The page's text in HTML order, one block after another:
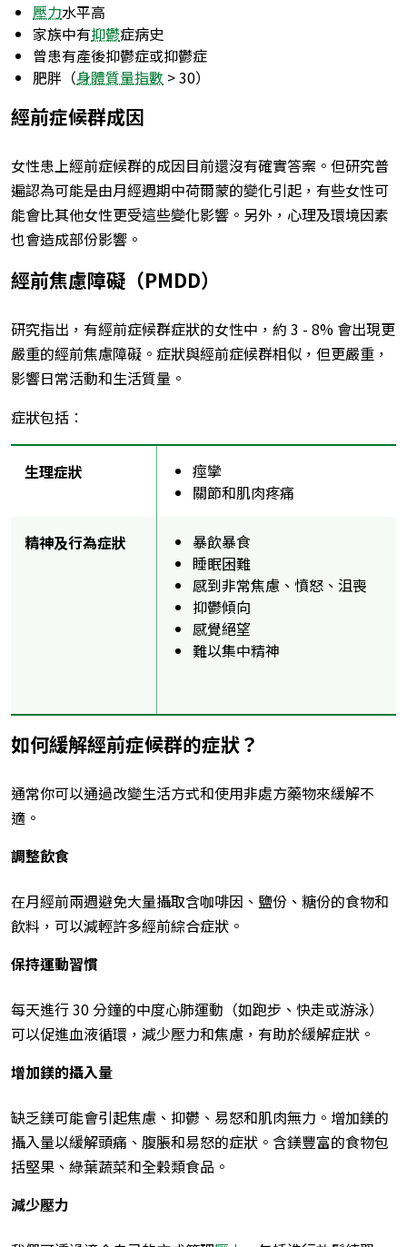
壓力水平高
家族中有抑鬱症病史
曾患有產後抑鬱症或抑鬱症
肥胖（身體質量指數 > 30）
經前症候群成因
女性患上經前症候群的成因目前還沒有確實答案。但研究普
遍認為可能是由月經週期中荷爾蒙的變化引起，有些女性可
能會比其他女性更受這些變化影響。另外，心理及環境因素
也會造成部份影響。
經前焦慮障礙（PMDD）
研究指出，有經前症候群症狀的女性中，約 3 - 8% 會出現更
嚴重的經前焦慮障礙。症狀與經前症候群相似，但更嚴重，
影響日常活動和生活質量。
症狀包括：
生理症狀
痙攣
關節和肌肉疼痛
精神及行為症狀
暴飲暴食
睡眠困難
感到非常焦慮、憤怒、沮喪
抑鬱傾向
感覺絕望
難以集中精神
如何緩解經前症候群的症狀？
通常你可以通過改變生活方式和使用非處方藥物來緩解不
適。
調整飲食
在月經前兩週避免大量攝取含咖啡因、鹽份、糖份的食物和
飲料，可以減輕許多經前綜合症狀。
保持運動習慣
每天進行 30 分鐘的中度心肺運動（如跑步、快走或游泳）
可以促進血液循環，減少壓力和焦慮，有助於緩解症狀。
增加鎂的攝入量
缺乏鎂可能會引起焦慮、抑鬱、易怒和肌肉無力。增加鎂的
攝入量以緩解頭痛、腹脹和易怒的症狀。含鎂豐富的食物包
括堅果、綠葉蔬菜和全穀類食品。
減少壓力